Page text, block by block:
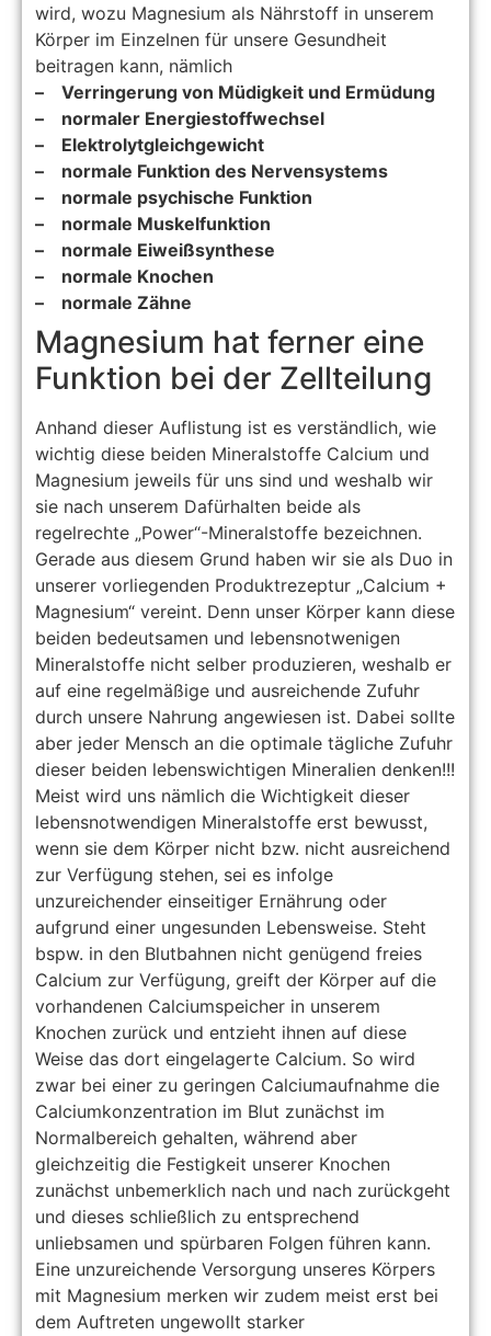
wird, wozu Magnesium als Nährstoff in unserem
Körper im Einzelnen für unsere Gesundheit
beitragen kann, nämlich
– Verringerung von Müdigkeit und Ermüdung
– normaler Energiestoffwechsel
– Elektrolytgleichgewicht
– normale Funktion des Nervensystems
– normale psychische Funktion
– normale Muskelfunktion
– normale Eiweißsynthese
– normale Knochen
– normale Zähne
Magnesium hat ferner eine
Funktion bei der Zellteilung
Anhand dieser Auflistung ist es verständlich, wie
wichtig diese beiden Mineralstoffe Calcium und
Magnesium jeweils für uns sind und weshalb wir
sie nach unserem Dafürhalten beide als
regelrechte „Power“-Mineralstoffe bezeichnen.
Gerade aus diesem Grund haben wir sie als Duo in
unserer vorliegenden Produktrezeptur „Calcium +
Magnesium“ vereint. Denn unser Körper kann diese
beiden bedeutsamen und lebensnotwenigen
Mineralstoffe nicht selber produzieren, weshalb er
auf eine regelmäßige und ausreichende Zufuhr
durch unsere Nahrung angewiesen ist. Dabei sollte
aber jeder Mensch an die optimale tägliche Zufuhr
dieser beiden lebenswichtigen Mineralien denken!!!
Meist wird uns nämlich die Wichtigkeit dieser
lebensnotwendigen Mineralstoffe erst bewusst,
wenn sie dem Körper nicht bzw. nicht ausreichend
zur Verfügung stehen, sei es infolge
unzureichender einseitiger Ernährung oder
aufgrund einer ungesunden Lebensweise. Steht
bspw. in den Blutbahnen nicht genügend freies
Calcium zur Verfügung, greift der Körper auf die
vorhandenen Calciumspeicher in unserem
Knochen zurück und entzieht ihnen auf diese
Weise das dort eingelagerte Calcium. So wird
zwar bei einer zu geringen Calciumaufnahme die
Calciumkonzentration im Blut zunächst im
Normalbereich gehalten, während aber
gleichzeitig die Festigkeit unserer Knochen
zunächst unbemerklich nach und nach zurückgeht
und dieses schließlich zu entsprechend
unliebsamen und spürbaren Folgen führen kann.
Eine unzureichende Versorgung unseres Körpers
mit Magnesium merken wir zudem meist erst bei
dem Auftreten ungewollt starker